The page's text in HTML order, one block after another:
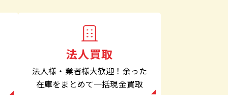
法人買取
法人様・業者様大歓迎！余った
在庫をまとめて一括現金買取